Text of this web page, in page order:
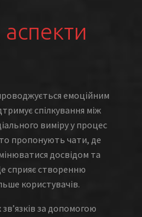
аспекти
емоційним
спілкування між
виміру у процес
пропонують чати, де
досвідом та
сприяє створенню
користувачів.
за допомогою